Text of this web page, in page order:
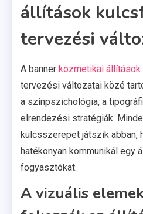
állítások
tervezési
A banner kozmetikai állítások
tervezési változatai közé
a színpszichológia, a
elrendezési stratégiák.
kulcsszerepet játszik abban,
hatékonyan kommunikál egy
fogyasztókat.
A vizuális